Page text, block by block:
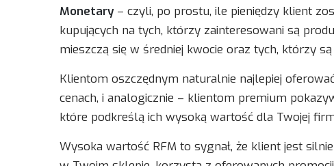
Monetary – czyli, po prostu, ile pieniędzy klient
kupujących na tych, którzy zainteresowani są
mieszczą się w średniej kwocie oraz tych, którzy są
Klientom oszczędnym naturalnie najlepiej
cenach, i analogicznie – klientom premium
które podkreślą ich wysoką wartość dla Twojej
Wysoka wartość RFM to sygnał, że klient jest